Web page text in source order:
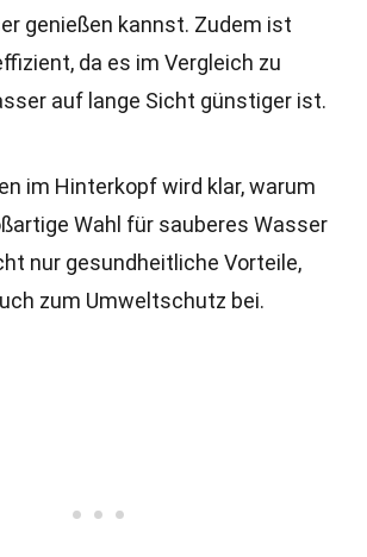
genießen kannst. Zudem ist
da es im Vergleich zu
auf lange Sicht günstiger ist.
im Hinterkopf wird klar, warum
Wahl für sauberes Wasser
nur gesundheitliche Vorteile,
zum Umweltschutz bei.